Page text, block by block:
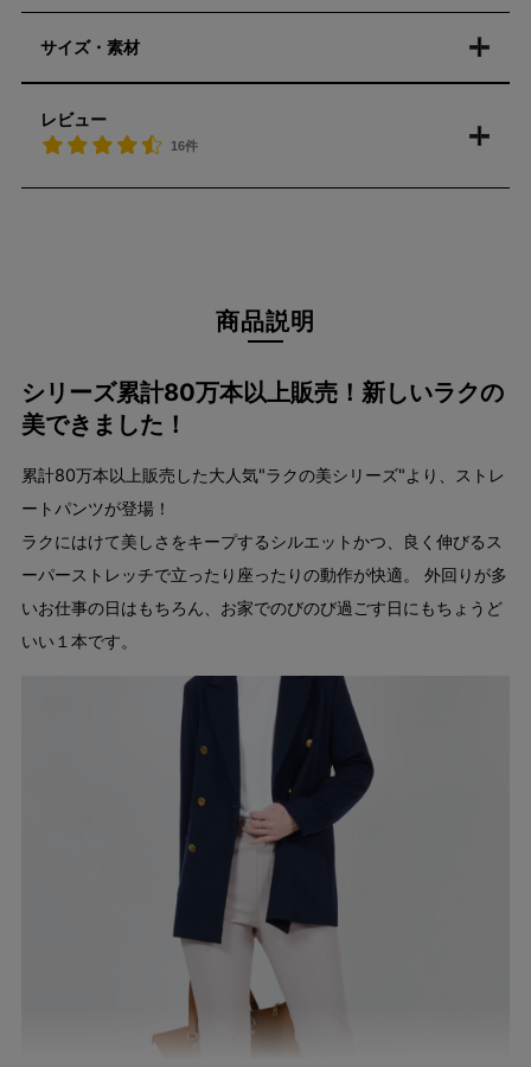
サイズ・素材
レビュー
16件
商品説明
シリーズ累計80万本以上販売！新しいラクの
美できました！
累計80万本以上販売した大人気"ラクの美シリーズ"より、ストレ
ートパンツが登場！
ラクにはけて美しさをキープするシルエットかつ、良く伸びるス
ーパーストレッチで立ったり座ったりの動作が快適。 外回りが多
いお仕事の日はもちろん、お家でのびのび過ごす日にもちょうど
いい１本です。